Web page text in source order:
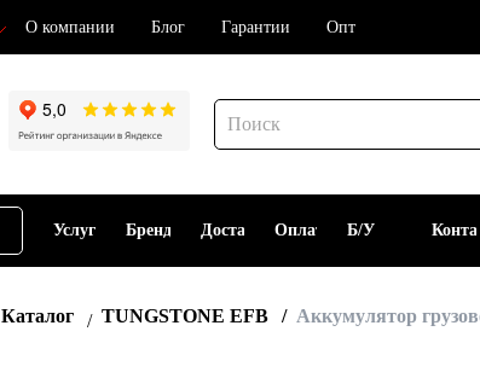
О компании Блог Гарантии Опт
Подбор
АКБ
Услуги Бренды Доставка Оплата
Прием
Б/У
Каталог TUNGSTONE EFB Аккумулятор